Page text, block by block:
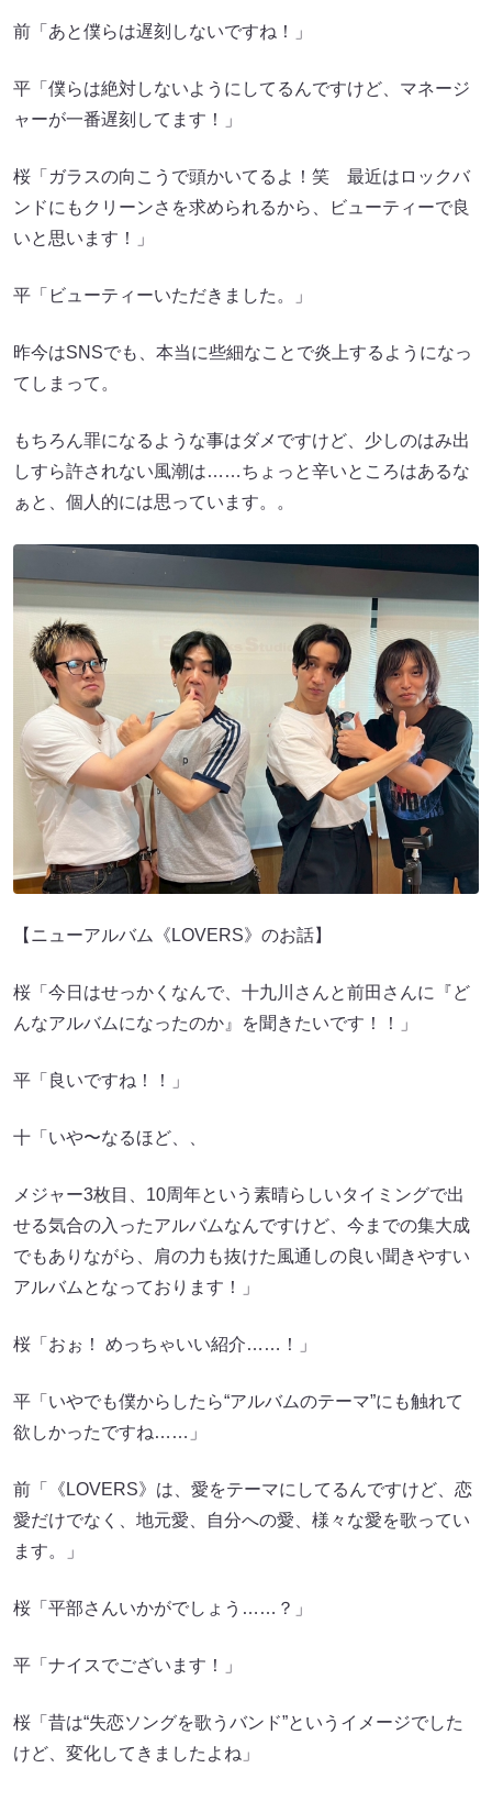
前「あと僕らは遅刻しないですね！」
平「僕らは絶対しないようにしてるんですけど、マネージ
ャーが一番遅刻してます！」
桜「ガラスの向こうで頭かいてるよ！笑 最近はロックバ
ンドにもクリーンさを求められるから、ビューティーで良
いと思います！」
平「ビューティーいただきました。」
昨今はSNSでも、本当に些細なことで炎上するようになっ
てしまって。
もちろん罪になるような事はダメですけど、少しのはみ出
しすら許されない風潮は……ちょっと辛いところはあるな
ぁと、個人的には思っています。。
【ニューアルバム《LOVERS》のお話】
桜「今日はせっかくなんで、十九川さんと前田さんに『ど
んなアルバムになったのか』を聞きたいです！！」
平「良いですね！！」
十「いや〜なるほど、、
メジャー3枚目、10周年という素晴らしいタイミングで出
せる気合の入ったアルバムなんですけど、今までの集大成
でもありながら、肩の力も抜けた風通しの良い聞きやすい
アルバムとなっております！」
桜「おぉ！ めっちゃいい紹介……！」
平「いやでも僕からしたら“アルバムのテーマ”にも触れて
欲しかったですね……」
前「《LOVERS》は、愛をテーマにしてるんですけど、恋
愛だけでなく、地元愛、自分への愛、様々な愛を歌ってい
ます。」
桜「平部さんいかがでしょう……？」
平「ナイスでございます！」
桜「昔は“失恋ソングを歌うバンド”というイメージでした
けど、変化してきましたよね」